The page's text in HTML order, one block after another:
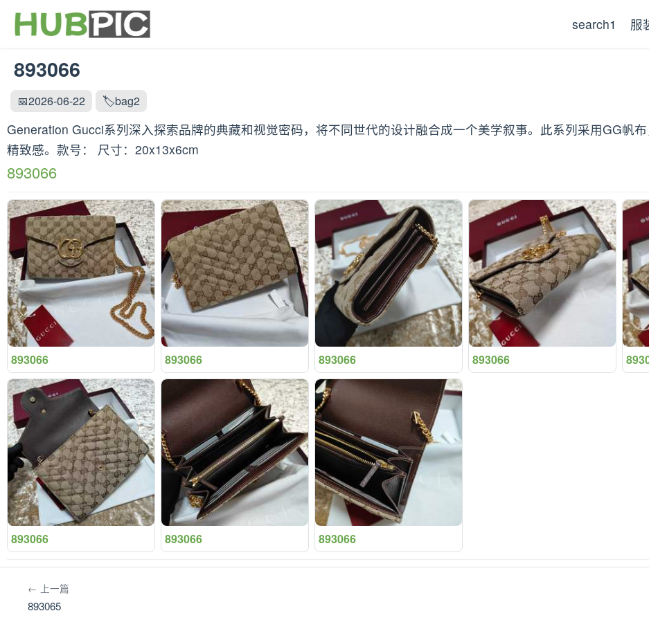
search1 服
893066
📅2026-06-22 🏷️bag2
Generation Gucci系列深入探索品牌的典藏和视觉密码，将不同世代的设计融合成一个美学叙事。此系列采用GG帆
精致感。款号： 尺寸：20x13x6cm
893066
893066 893066 893066 893066
893066 893066 893066
← 上一篇
893065